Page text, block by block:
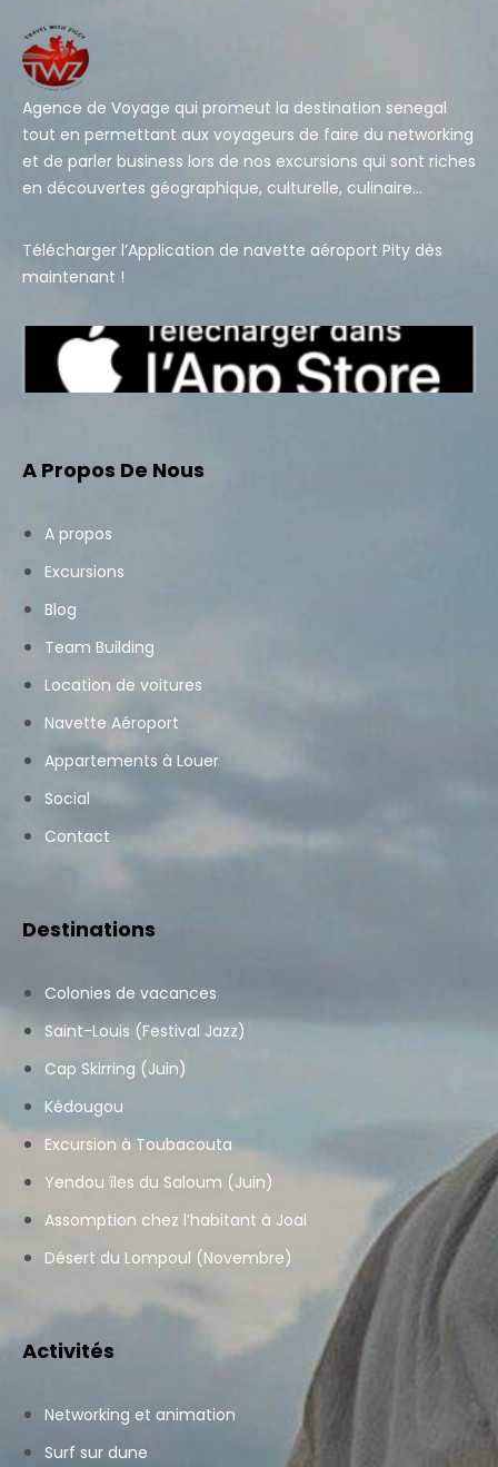
Agence de Voyage qui promeut la destination senegal
tout en permettant aux voyageurs de faire du networking
et de parler business lors de nos excursions qui sont riches
en découvertes géographique, culturelle, culinaire…
Télécharger l’Application de navette aéroport Pity dès
maintenant !
A Propos De Nous
A propos
Excursions
Blog
Team Building
Location de voitures
Navette Aéroport
Appartements à Louer
Social
Contact
Destinations
Colonies de vacances
Saint-Louis (Festival Jazz)
Cap Skirring (Juin)
Kédougou
Excursion à Toubacouta
Yendou îles du Saloum (Juin)
Assomption chez l’habitant à Joal
Désert du Lompoul (Novembre)
Activités
Networking et animation
Surf sur dune